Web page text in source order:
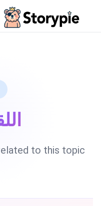
to this topic.